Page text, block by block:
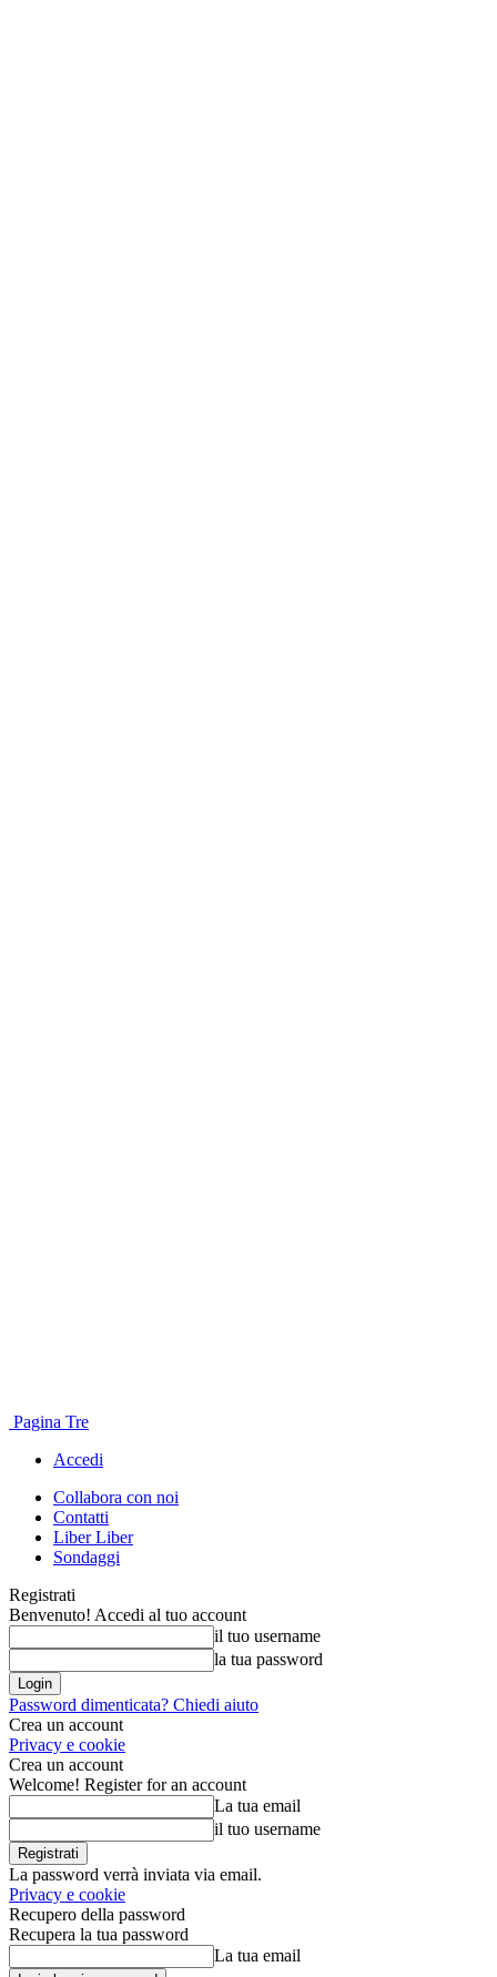
Pagina Tre
Accedi
Collabora con noi
Contatti
Liber Liber
Sondaggi
Registrati
Benvenuto! Accedi al tuo account
il tuo username
la tua password
Password dimenticata? Chiedi aiuto
Crea un account
Privacy e cookie
Crea un account
Welcome! Register for an account
La tua email
il tuo username
La password verrà inviata via email.
Privacy e cookie
Recupero della password
Recupera la tua password
La tua email